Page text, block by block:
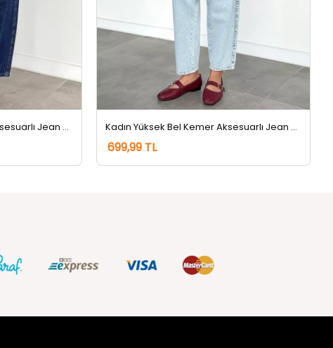
Kadın Yüksek Bel Kemer Aksesuarlı Jean Kot Pantolon Lacivert
699,99 TL